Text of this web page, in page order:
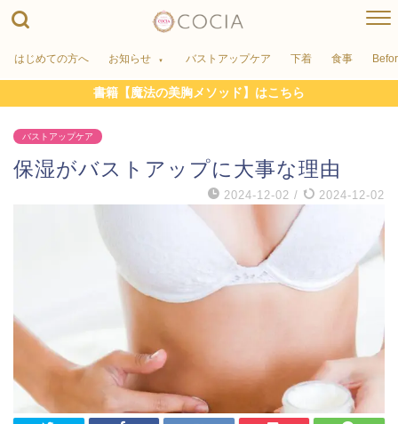
はじめての方へ お知らせ バストアップケア 下着 食事
書籍【魔法の美胸メソッド】はこちら
バストアップケア
保湿がバストアップに大事な理由
2024-12-02 / 2024-12-02